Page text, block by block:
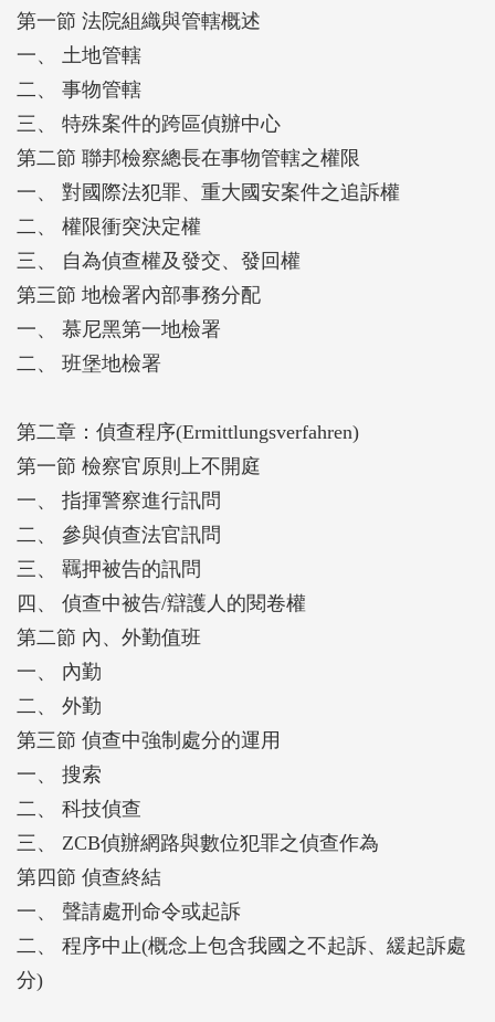
第一節 法院組織與管轄概述
一、 土地管轄
二、 事物管轄
三、 特殊案件的跨區偵辦中心
第二節 聯邦檢察總長在事物管轄之權限
一、 對國際法犯罪、重大國安案件之追訴權
二、 權限衝突決定權
三、 自為偵查權及發交、發回權
第三節 地檢署內部事務分配
一、 慕尼黑第一地檢署
二、 班堡地檢署
第二章：偵查程序(Ermittlungsverfahren)
第一節 檢察官原則上不開庭
一、 指揮警察進行訊問
二、 參與偵查法官訊問
三、 羈押被告的訊問
四、 偵查中被告/辯護人的閱卷權
第二節 內、外勤值班
一、 內勤
二、 外勤
第三節 偵查中強制處分的運用
一、 搜索
二、 科技偵查
三、 ZCB偵辦網路與數位犯罪之偵查作為
第四節 偵查終結
一、 聲請處刑命令或起訴
二、 程序中止(概念上包含我國之不起訴、緩起訴處
分)